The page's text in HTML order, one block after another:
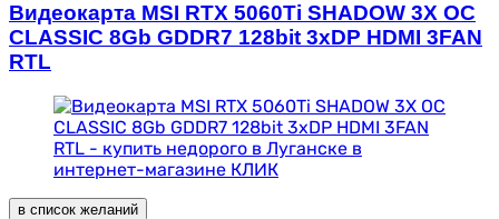
Видеокарта MSI RTX 5060Ti SHADOW 3X OC
CLASSIC 8Gb GDDR7 128bit 3xDP HDMI 3FAN
RTL
в список желаний